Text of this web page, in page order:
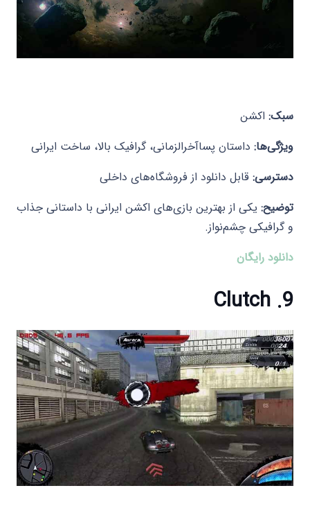
سبک: اکشن
ویژگی‌ها: داستان پساآخرالزمانی، گرافیک بالا، ساخت ایرانی
دسترسی: قابل دانلود از فروشگاه‌های داخلی
توضیح: یکی از بهترین بازی‌های اکشن ایرانی با داستانی جذاب
و گرافیکی چشم‌نواز.​
دانلود رایگان
9. Clutch